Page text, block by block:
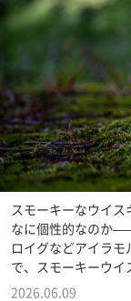
スモーキーなウイ
なに個性的なのか
ロイグなどアイラモ
で、スモーキーウイ
2026.06.09